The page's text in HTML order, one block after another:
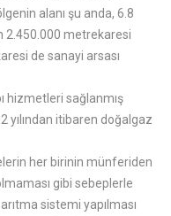
alanı şu anda, 6.8
2.450.000 metrekaresi
de sanayi arsası
hizmetleri sağlanmış
yılından itibaren doğalgaz
her birinin münferiden
gibi sebeplerle
sistemi yapılması